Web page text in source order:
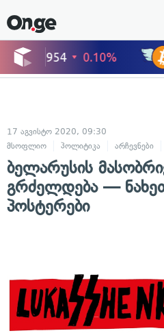
17 აგვისტო 2020, 09:30
მსოფლიო
პოლიტიკა არჩევნები
ბელარუსის
გრძელდება —
პოსტერები